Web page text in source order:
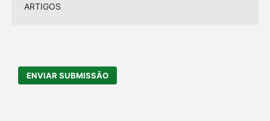
ARTIGOS
ENVIAR SUBMISSÃO